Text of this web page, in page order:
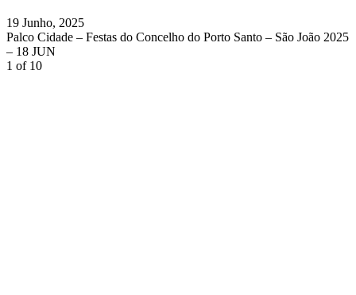
19 Junho, 2025
Palco Cidade – Festas do Concelho do Porto Santo – São João 2025
– 18 JUN
1 of 10